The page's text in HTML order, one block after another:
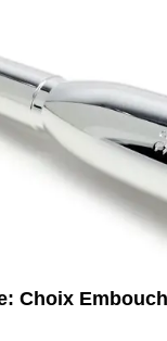
Choix